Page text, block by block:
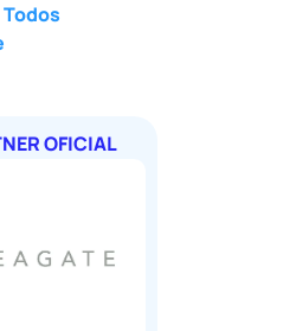
Todos
OFICIAL